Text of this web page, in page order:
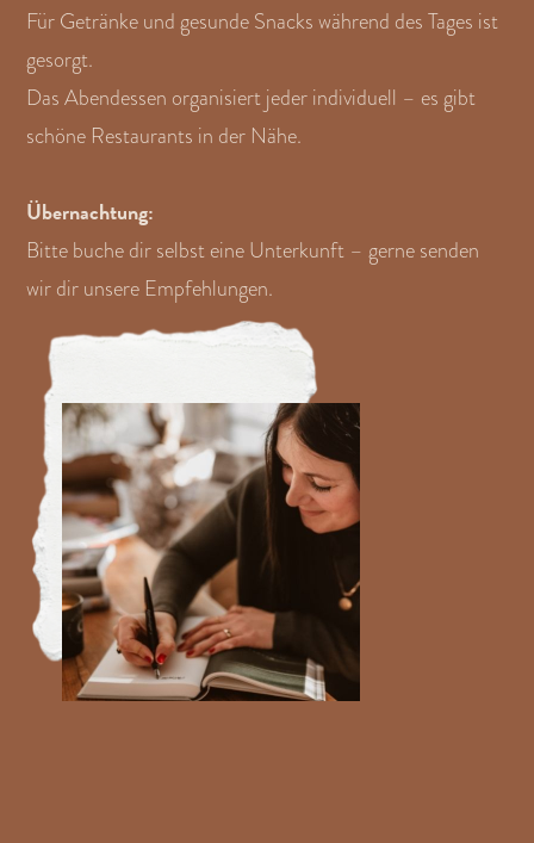
Für Getränke und gesunde Snacks während des Tages ist
gesorgt.
Das Abendessen organisiert jeder individuell – es gibt
schöne Restaurants in der Nähe.
Übernachtung:
Bitte buche dir selbst eine Unterkunft – gerne senden
wir dir unsere Empfehlungen.